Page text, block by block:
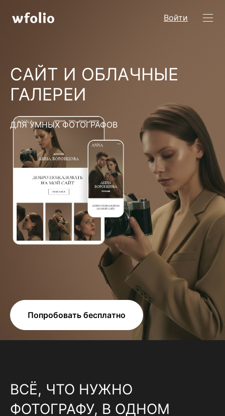
Войти
САЙТ И ОБЛАЧНЫЕ
ГАЛЕРЕИ
ДЛЯ УМНЫХ ФОТОГРАФОВ
Попробовать бесплатно
ВСЁ, ЧТО НУЖНО
ФОТОГРАФУ, В ОДНОМ